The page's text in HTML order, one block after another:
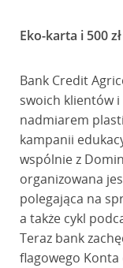
Eko-karta i 500
Bank Credit
swoich klientów
nadmiarem
kampanii
wspólnie z
organizowana
polegająca na
a także cykl
Teraz bank
flagowego Konta